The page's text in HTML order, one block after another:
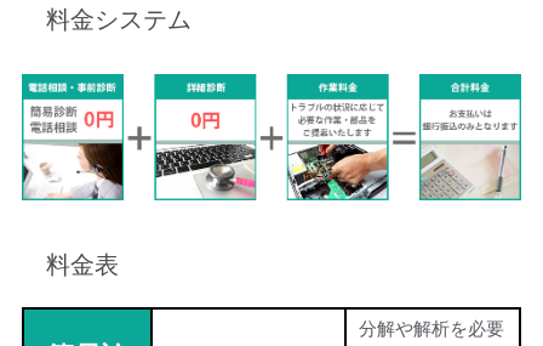
料金システム
料金表
分解や解析を必要